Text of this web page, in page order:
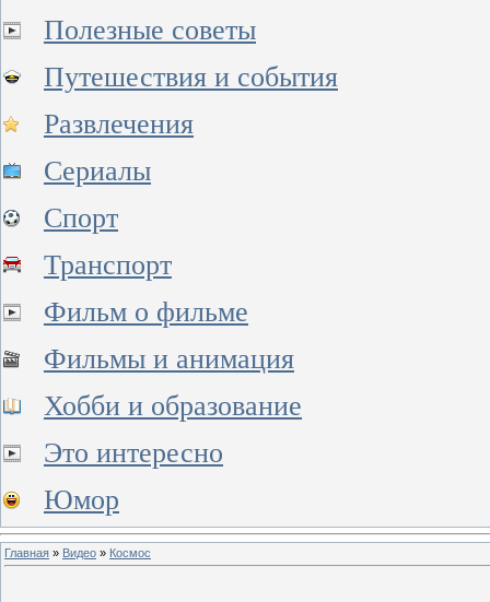
Полезные советы
Путешествия и события
Развлечения
Сериалы
Спорт
Транспорт
Фильм о фильме
Фильмы и анимация
Хобби и образование
Это интересно
Юмор
Главная » Видео » Космос